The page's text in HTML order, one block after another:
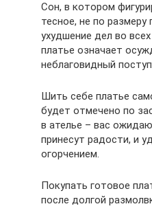
Сон, в котором
тесное, не по
ухудшение дел во
платье означает
неблаговидный
Шить себе платье
будет отмечено по
в ателье – вас
принесут радости, и
огорчением.
Покупать готовое
после долгой